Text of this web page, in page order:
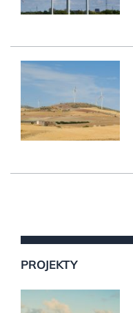
PROJEKTY